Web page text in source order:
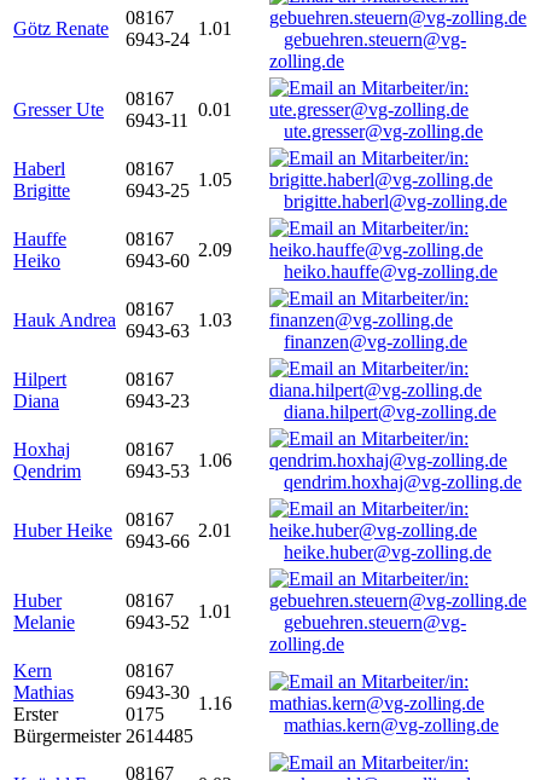
Götz Renate
08167
6943-24
1.01
gebuehren.steuern@vg-
zolling.de
Gresser Ute
08167
6943-11
0.01
ute.gresser@vg-zolling.de
Haberl
Brigitte
08167
6943-25
1.05
brigitte.haberl@vg-zolling.de
Hauffe
Heiko
08167
6943-60
2.09
heiko.hauffe@vg-zolling.de
Hauk Andrea
08167
6943-63
1.03
finanzen@vg-zolling.de
Hilpert
Diana
08167
6943-23
diana.hilpert@vg-zolling.de
Hoxhaj
Qendrim
08167
6943-53
1.06
qendrim.hoxhaj@vg-zolling.de
Huber Heike
08167
6943-66
2.01
heike.huber@vg-zolling.de
Huber
Melanie
08167
6943-52
1.01
gebuehren.steuern@vg-
zolling.de
Kern
Mathias
Erster
Bürgermeister
08167
6943-30
0175
2614485
1.16
mathias.kern@vg-zolling.de
08167